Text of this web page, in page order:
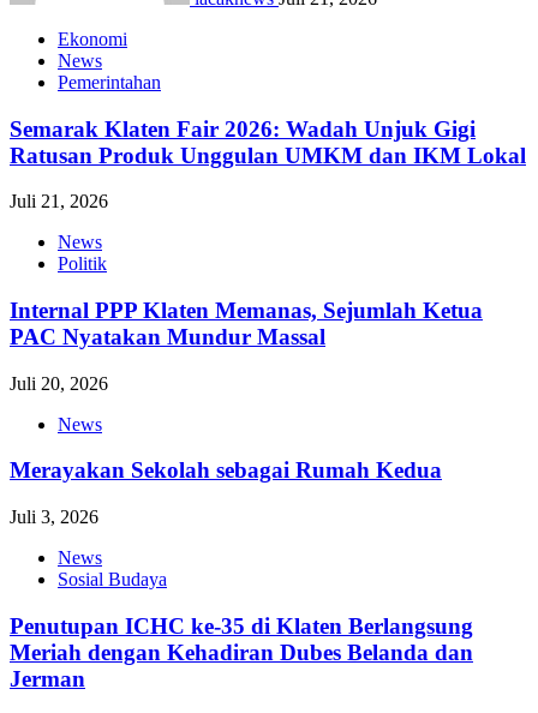
Ekonomi
News
Pemerintahan
Semarak Klaten Fair 2026: Wadah Unjuk Gigi
Ratusan Produk Unggulan UMKM dan IKM Lokal
Juli 21, 2026
News
Politik
Internal PPP Klaten Memanas, Sejumlah Ketua
PAC Nyatakan Mundur Massal
Juli 20, 2026
News
Merayakan Sekolah sebagai Rumah Kedua
Juli 3, 2026
News
Sosial Budaya
Penutupan ICHC ke-35 di Klaten Berlangsung
Meriah dengan Kehadiran Dubes Belanda dan
Jerman